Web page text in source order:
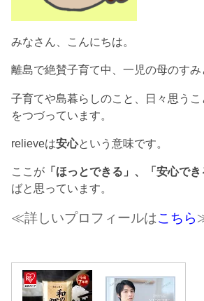
みなさん、こんにちは。
離島で絶賛子育て中、一児の母のすみ
子育てや島暮らしのこと、日々思う
をつづっています。
relieveは安心という意味です。
ここが 「ほっとできる」、「安心で
ばと思っています。
≪詳しいプロフィールはこちら